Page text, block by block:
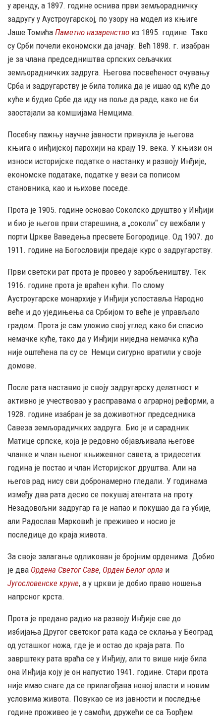
у аренду, а 1897. године оснива први земљорадничку
задругу у Аустроугарској, по узору на модел из књиге
Јаше Томића Паметно назаренство из 1895. године. Тако
су Срби почели економски да јачају. Већ 1898. г. изабран
је за члана председништва српских сељачких
земљорадничких задруга. Његова посвећеност очувању
Срба и задругарству је била толика да је ишао од куће до
куће и будио Србе да иду на поље да раде, како не би
заостајали за комшијама Немцима.
Посебну пажњу научне јавности привукла је његова
књига о инђијској парохији на крају 19. века. У књизи он
износи историјске податке о настанку и развоју Инђије,
економске податаке, податке у вези са пописом
становника, као и њихове поседе.
Прота је 1905. године основао Соколско друштво у Инђији
и био је његов први старешина, а „соколиˮ су вежбали у
порти Цркве Ваведења пресвете Богородице. Од 1907. до
1911. године на Богословији предаје курс о задругарству.
Први светски рат прота је провео у заробљеништву. Тек
1916. године прота је враћен кући. По слому
Аустроугарске монархије у Инђији успоставља Народно
веће и до уједињења са Србијом то веће је управљало
градом. Прота је сам уложио свој углед како би спасио
немачке куће, тако да у Инђији ниједна немачка кућа
није оштећена па су се Немци сигурно вратили у своје
домове.
После рата наставио је своју задругарску делатност и
активно је учествовао у расправама о аграрној реформи, а
1928. године изабран је за доживотног председника
Савеза земљорадичких задруга. Био је и сарадник
Матице српске, која је редовно објављивала његове
чланке и члан њеног књижевног савета, а тридесетих
година је постао и члан Историјског друштва. Али на
његов рад нису сви добронамерно гледали. У годинама
између два рата десио се покушај атентата на проту.
Незадовољни задругар га је напао и покушао да га убије,
али Радослав Марковић је преживео и носио је
последице до краја живота.
За своје залагање одликован је бројним орденима. Добио
је два Ордена Светог Саве, Орден Белог орла и
Југословенске круне, а у цркви је добио право ношења
напрсног крста.
Прота је предано радио на развоју Инђије све до
избијања Другог светског рата када се склања у Београд
од усташког ножа, где је и остао до краја рата. По
заврштеку рата враћа се у Инђију, али то више није била
она Инђија коју је он напустио 1941. године. Стари прота
није имао снаге да се прилагођава новој власти и новим
условима живота. Повукао се из јавности и последње
године проживео је у самоћи, дружећи се са Ђорђем